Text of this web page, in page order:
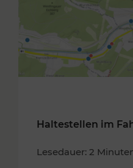
Haltestellen im
Lesedauer: 2